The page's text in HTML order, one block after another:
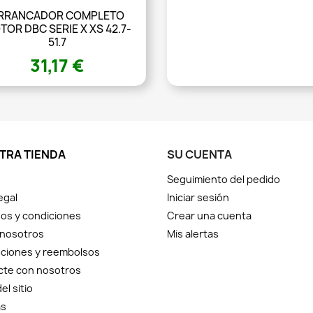
COMPLETO
DBC SERIE X XS 42.7-
51.7
31,17 €
TIENDA
y condiciones
y reembolsos
con nosotros
sitio
SU CUENTA
Seguimiento del pedido
Iniciar sesión
Crear una cuenta
Mis alertas